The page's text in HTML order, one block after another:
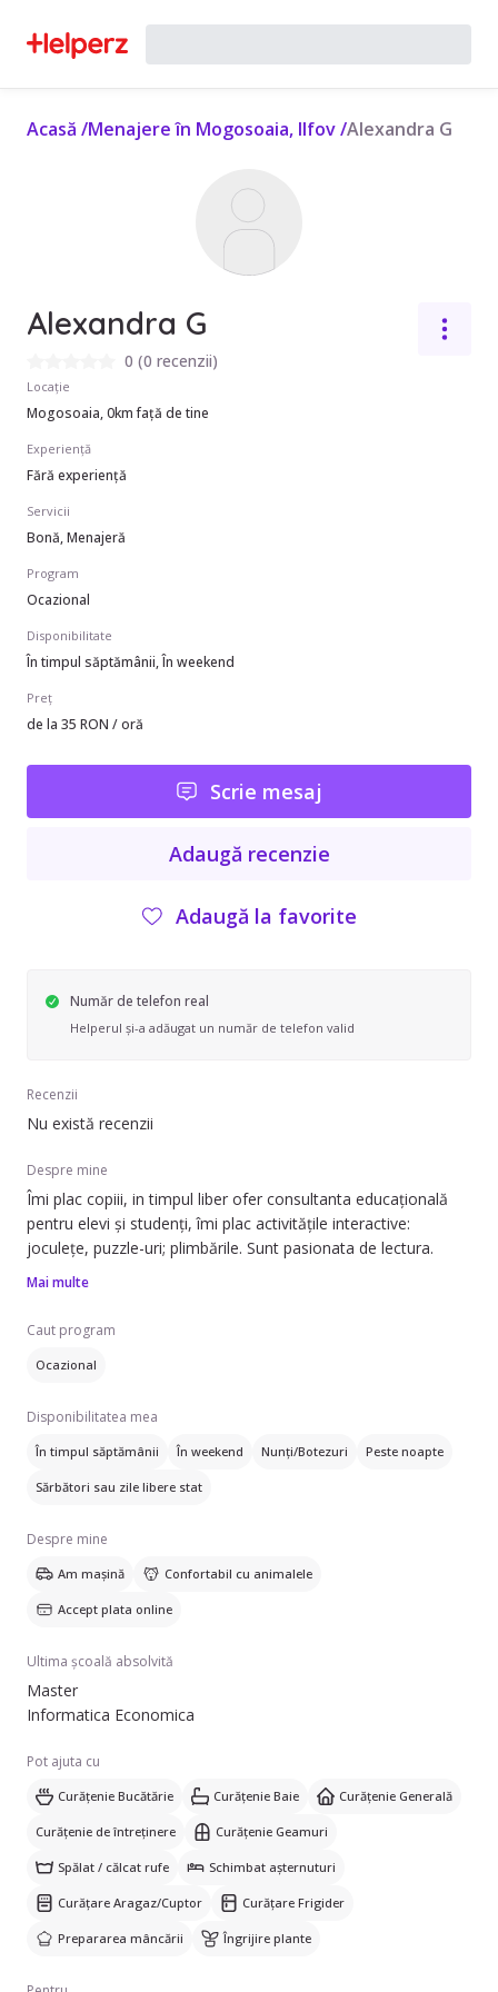
Acasă /Menajere în Mogosoaia, Ilfov/Alexandra G
Alexandra G
0 (0 recenzii)
Locație
Mogosoaia, 0km față de tine
Experiență
Fără experiență
Servicii
Bonă, Menajeră
Program
Ocazional
Disponibilitate
În timpul săptămânii, În weekend
Preț
de la 35 RON / oră
Scrie mesaj
Adaugă recenzie
Adaugă la favorite
Număr de telefon real
Helperul și-a adăugat un număr de telefon valid
Recenzii
Nu există recenzii
Despre mine
Îmi plac copiii, in timpul liber ofer consultanta educațională
pentru elevi și studenți, îmi plac activitățile interactive:
joculețe, puzzle-uri; plimbările. Sunt pasionata de lectura.
Mai multe
Caut program
Ocazional
Disponibilitatea mea
În timpul săptămânii În weekend Nunți/Botezuri Peste noapte
Sărbători sau zile libere stat
Despre mine
Am mașină Confortabil cu animalele
Accept plata online
Ultima școală absolvită
Master
Informatica Economica
Pot ajuta cu
Curățenie Bucătărie Curățenie Baie Curățenie Generală
Curățenie de întreținere Curățenie Geamuri
Spălat / călcat rufe Schimbat așternuturi
Curățare Aragaz/Cuptor Curățare Frigider
Prepararea mâncării Îngrijire plante